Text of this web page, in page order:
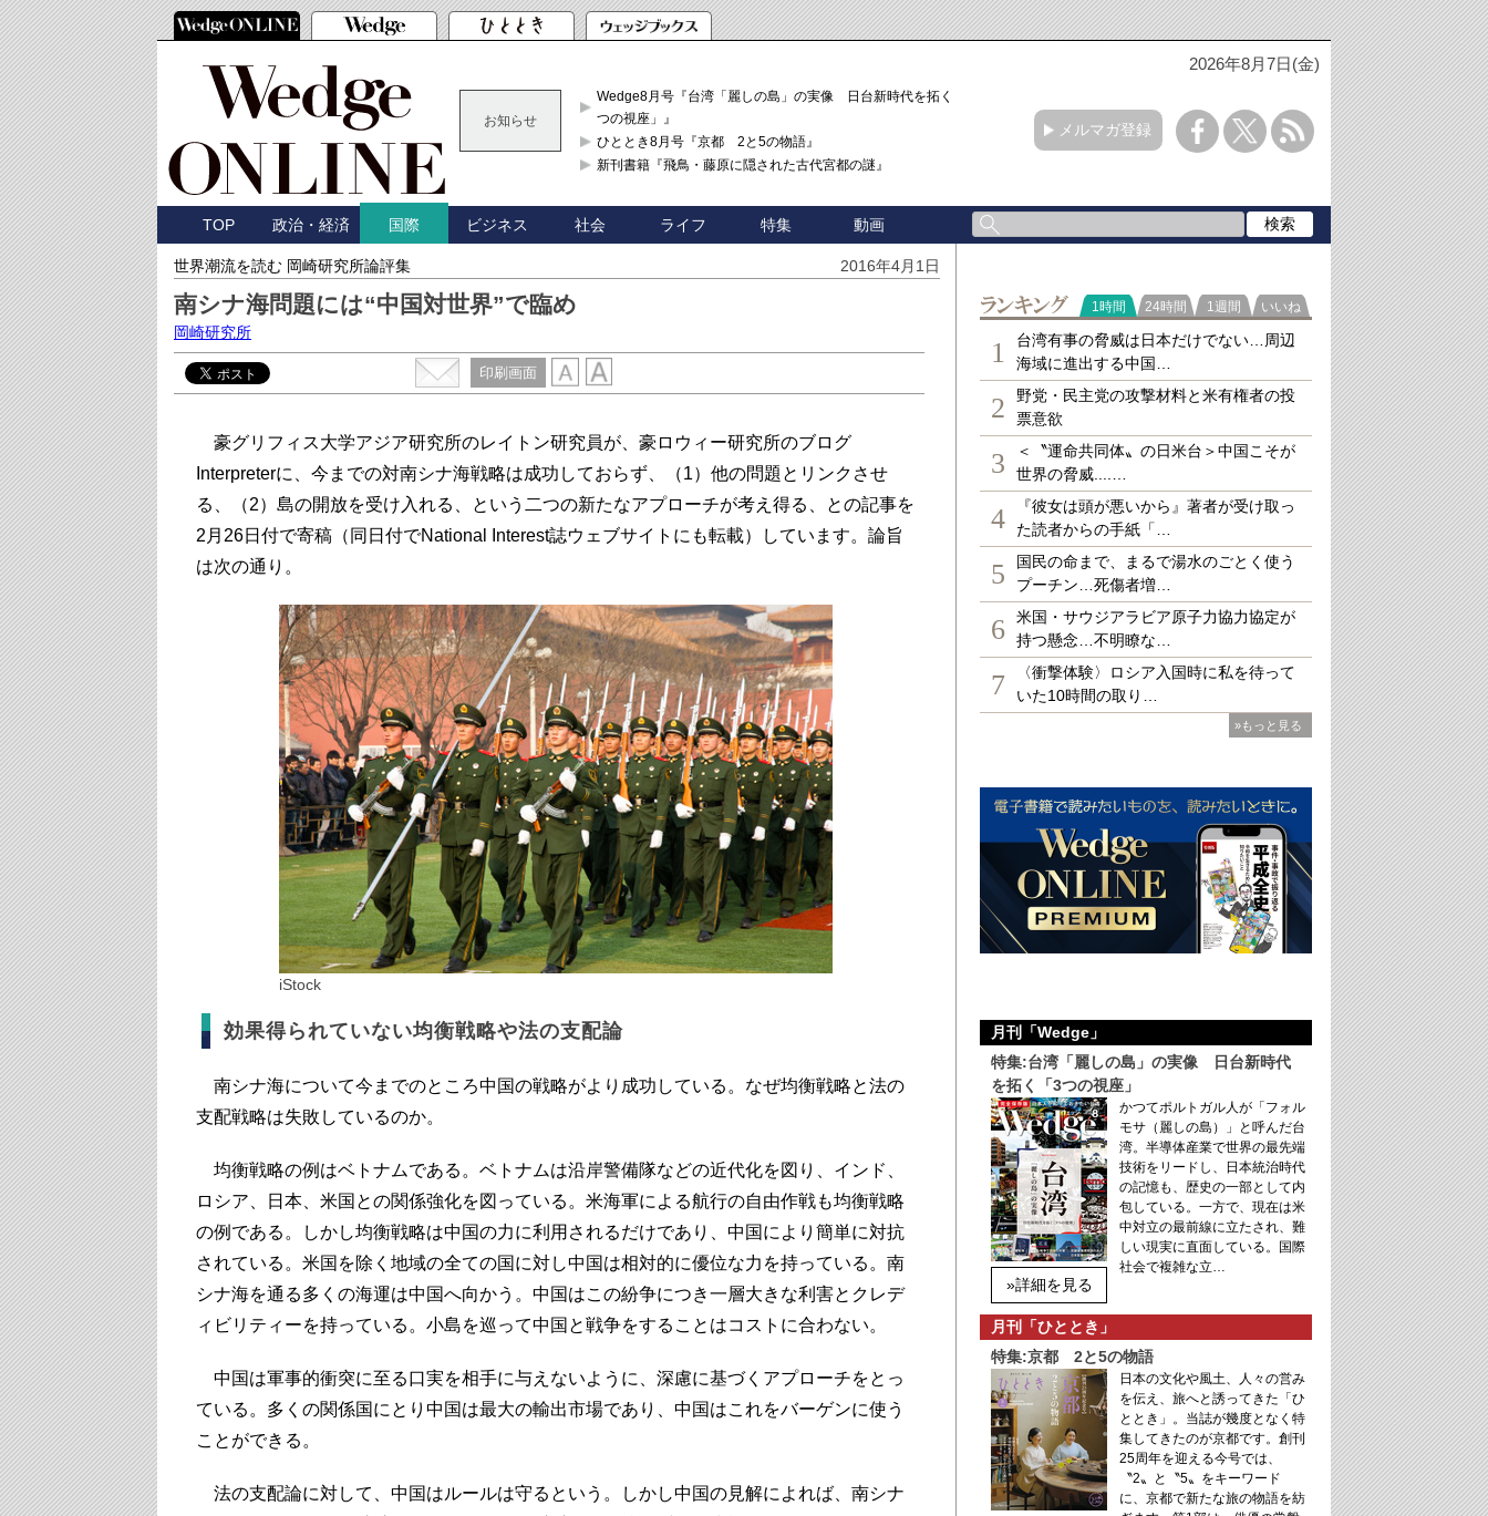
2026年8月7日(金)
お知らせ
Wedge8月号『台湾「麗しの島」の実像 日台新時代を拓く「3
つの視座」』
ひととき8月号『京都 2と5の物語』
新刊書籍『飛鳥・藤原に隠された古代宮都の謎』
メルマガ登録
TOP 政治・経済 国際 ビジネス 社会 ライフ 特集 動画
世界潮流を読む 岡崎研究所論評集 2016年4月1日
南シナ海問題には“中国対世界”で臨め
岡崎研究所
印刷画面
豪グリフィス大学アジア研究所のレイトン研究員が、豪ロウィー研究所のブログ
Interpreterに、今までの対南シナ海戦略は成功しておらず、（1）他の問題とリンクさせ
る、（2）島の開放を受け入れる、という二つの新たなアプローチが考え得る、との記事を
2月26日付で寄稿（同日付でNational Interest誌ウェブサイトにも転載）しています。論旨
は次の通り。
iStock
効果得られていない均衡戦略や法の支配論
南シナ海について今までのところ中国の戦略がより成功している。なぜ均衡戦略と法の
支配戦略は失敗しているのか。
均衡戦略の例はベトナムである。ベトナムは沿岸警備隊などの近代化を図り、インド、
ロシア、日本、米国との関係強化を図っている。米海軍による航行の自由作戦も均衡戦略
の例である。しかし均衡戦略は中国の力に利用されるだけであり、中国により簡単に対抗
されている。米国を除く地域の全ての国に対し中国は相対的に優位な力を持っている。南
シナ海を通る多くの海運は中国へ向かう。中国はこの紛争につき一層大きな利害とクレデ
ィビリティーを持っている。小島を巡って中国と戦争をすることはコストに合わない。
中国は軍事的衝突に至る口実を相手に与えないように、深慮に基づくアプローチをとっ
ている。多くの関係国にとり中国は最大の輸出市場であり、中国はこれをバーゲンに使う
ことができる。
法の支配論に対して、中国はルールは守るという。しかし中国の見解によれば、南シナ
ランキング
1時間 24時間 1週間 いいね
1
台湾有事の脅威は日本だけでない…周辺
海域に進出する中国…
2
野党・民主党の攻撃材料と米有権者の投
票意欲
3
＜〝運命共同体〟の日米台＞中国こそが
世界の脅威....…
4
『彼女は頭が悪いから』著者が受け取っ
た読者からの手紙「…
5
国民の命まで、まるで湯水のごとく使う
プーチン…死傷者増…
6
米国・サウジアラビア原子力協力協定が
持つ懸念…不明瞭な…
7
〈衝撃体験〉ロシア入国時に私を待って
いた10時間の取り…
»もっと見る
月刊「Wedge」
特集:台湾「麗しの島」の実像 日台新時代
を拓く「3つの視座」
»詳細を見る
かつてポルトガル人が「フォル
モサ（麗しの島）」と呼んだ台
湾。半導体産業で世界の最先端
技術をリードし、日本統治時代
の記憶も、歴史の一部として内
包している。一方で、現在は米
中対立の最前線に立たされ、難
しい現実に直面している。国際
社会で複雑な立…
月刊「ひととき」
特集:京都 2と5の物語
日本の文化や風土、人々の営み
を伝え、旅へと誘ってきた「ひ
ととき」。当誌が幾度となく特
集してきたのが京都です。創刊
25周年を迎える今号では、
〝2〟と〝5〟をキーワード
に、京都で新たな旅の物語を紡